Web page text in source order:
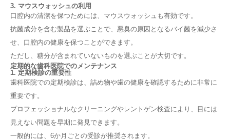
3. マウスウォッシュの利用
口腔内の清潔を保つためには、マウスウォッシュも有効です。
抗菌成分を含む製品を選ぶことで、悪臭の原因となるバイ菌を減少さ
せ、口腔内の健康を保つことができます。
ただし、糖分が含まれていないものを選ぶことが大切です。
定期的な歯科医院でのメンテナンス
1. 定期検診の重要性
歯科医院での定期検診は、詰め物や歯の健康を確認するために非常に
重要です。
プロフェッショナルなクリーニングやレントゲン検査により、目には
見えない問題を早期に発見できます。
一般的には、6か月ごとの受診が推奨されます。